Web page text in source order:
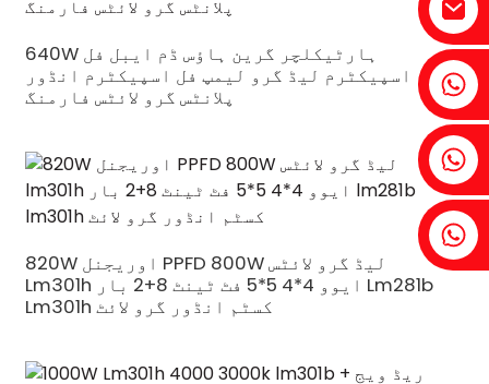
فینیا:+86 18607525299
آئیوی: +86 18607522355
640W ہارٹیکلچر گرین ہاؤس ڈم ایبل فل
اسپیکٹرم لیڈ گرو لیمپ فل اسپیکٹرم انڈور
پلانٹس گرو لائٹس فارمنگ
820W اوریجنل PPFD 800W لیڈ گرو لائٹس
Lm301h ایوو 4*4 5*5 فٹ ٹینٹ 8+2 بار Lm281b
Lm301h کسٹم انڈور گرو لائٹ